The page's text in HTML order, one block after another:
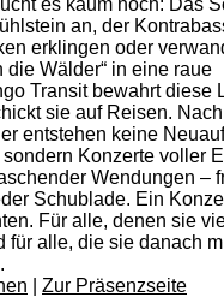
an, der
erklingen oder
die Wälder“ in eine raue
Transit bewahrt diese
sie auf Reisen.
entstehen keine
Konzerte voller
Wendungen –
Schublade. Ein
Für alle, denen sie
für alle, die sie danach
Zur Präsenzseite